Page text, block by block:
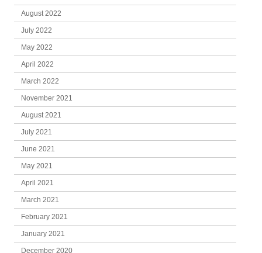
August 2022
July 2022
May 2022
April 2022
March 2022
November 2021
August 2021
July 2021
June 2021
May 2021
April 2021
March 2021
February 2021
January 2021
December 2020